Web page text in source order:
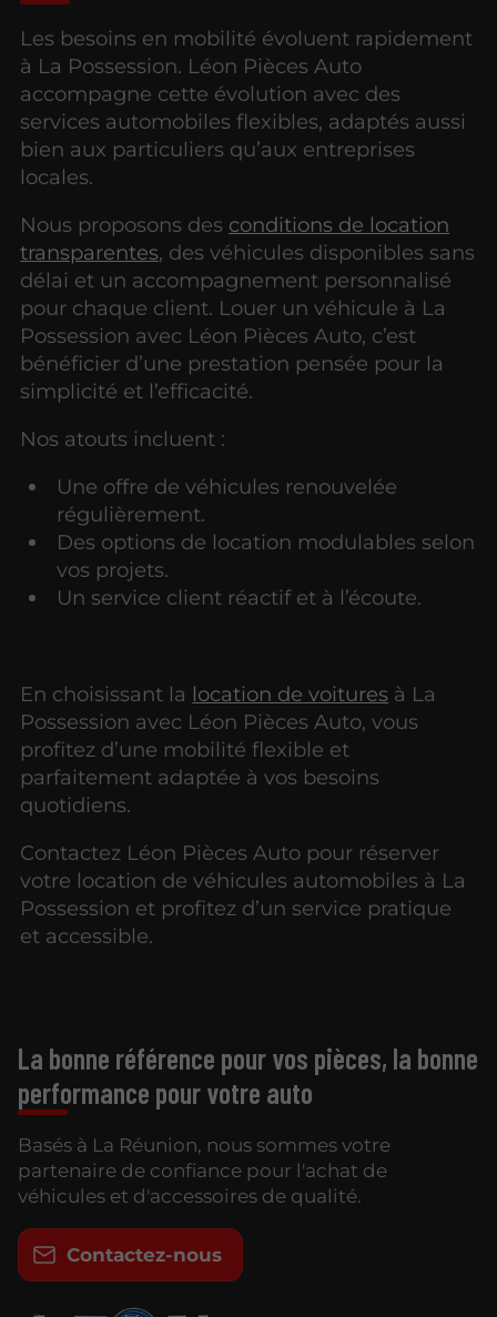
Les besoins en mobilité évoluent rapidement
à La Possession. Léon Pièces Auto
accompagne cette évolution avec des
services automobiles flexibles, adaptés aussi
bien aux particuliers qu’aux entreprises
locales.
Nous proposons des conditions de location
transparentes, des véhicules disponibles sans
délai et un accompagnement personnalisé
pour chaque client. Louer un véhicule à La
Possession avec Léon Pièces Auto, c’est
bénéficier d’une prestation pensée pour la
simplicité et l’efficacité.
Nos atouts incluent :
Une offre de véhicules renouvelée
régulièrement.
Des options de location modulables selon
vos projets.
Un service client réactif et à l’écoute.
En choisissant la location de voitures à La
Possession avec Léon Pièces Auto, vous
profitez d’une mobilité flexible et
parfaitement adaptée à vos besoins
quotidiens.
Contactez Léon Pièces Auto pour réserver
votre location de véhicules automobiles à La
Possession et profitez d’un service pratique
et accessible.
La bonne référence pour vos pièces, la bonne
performance pour votre auto
Basés à La Réunion, nous sommes votre
partenaire de confiance pour l'achat de
véhicules et d'accessoires de qualité.
Contactez-nous